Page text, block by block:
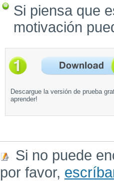
Si piensa que
motivación
Descargue la versión de prueba
aprender!
Si no puede
por favor,